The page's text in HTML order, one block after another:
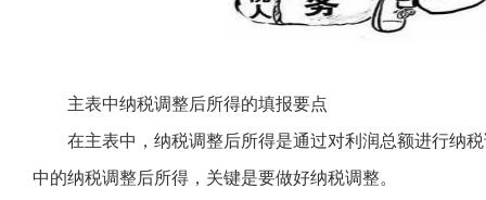
主表中纳税调整后所得的填报要点
在主表中，纳税调整后所得是通过对利润总额进行纳
中的纳税调整后所得，关键是要做好纳税调整。